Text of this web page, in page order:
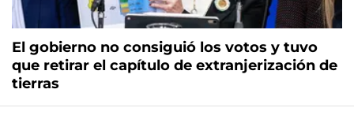
El gobierno no consiguió los votos y tuvo
que retirar el capítulo de extranjerización de
tierras